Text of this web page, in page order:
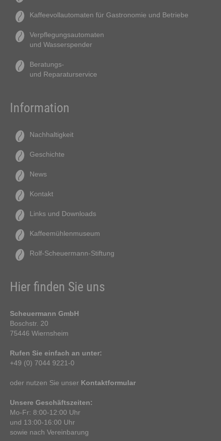
Kaffeevollautomaten für Gastronomie und Betriebe
Verpflegungsautomaten
und Wasserspender
Beratungs-
und Reparaturservice
Information
Nachhaltigkeit
Geschichte
News
Kontakt
Links und Downloads
Kaffeemühlenmuseum
Rolf-Scheuermann-Stiftung
Hier finden Sie uns
Scheuermann GmbH
Boschstr. 20
75446 Wiernsheim
Rufen Sie einfach an unter:
+49 (0) 7044 9221-0
oder nutzen Sie unser Kontaktformular
Unsere Geschäftszeiten:
Mo-Fr: 8:00-12:00 Uhr
und 13:00-16:00 Uhr
sowie nach Vereinbarung